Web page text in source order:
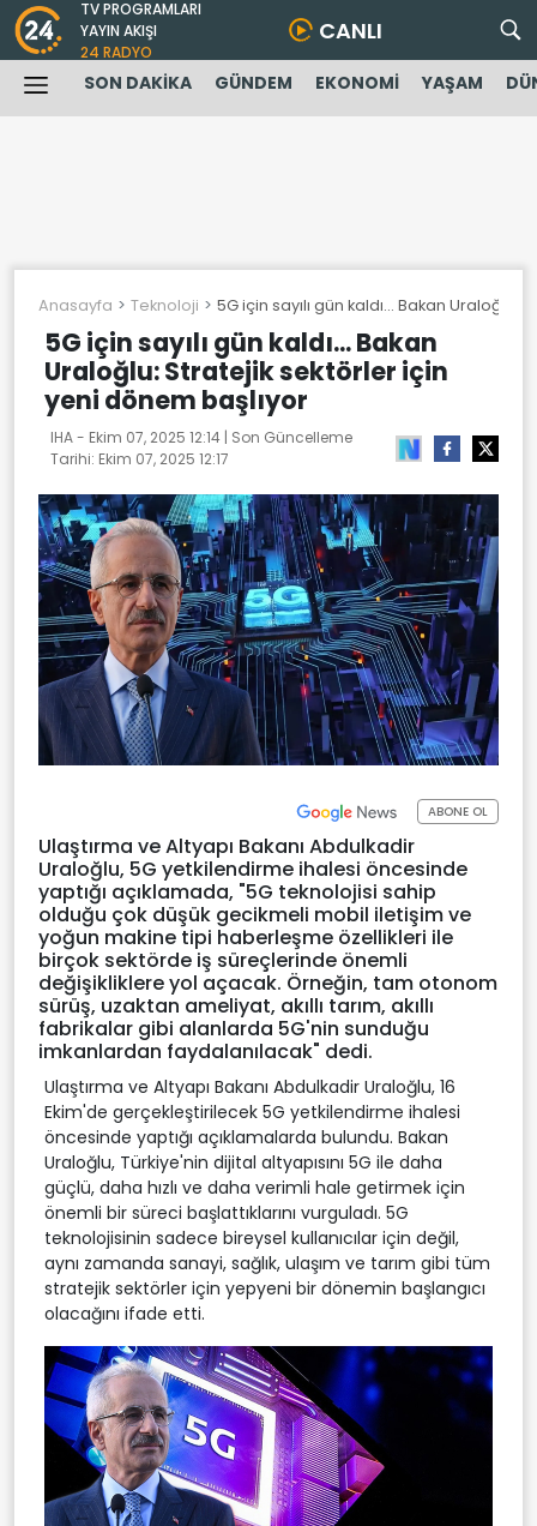
TV PROGRAMLARI
YAYIN AKIŞI
24 RADYO
CANLI
SON DAKİKA GÜNDEM EKONOMİ YAŞAM
Anasayfa Teknoloji 5G için sayılı gün kaldı... Bakan
5G için sayılı gün kaldı... Bakan
Uraloğlu: Stratejik sektörler için
yeni dönem başlıyor
IHA - Ekim 07, 2025 12:14 | Son Güncelleme
Tarihi: Ekim 07, 2025 12:17
ABONE OL
Ulaştırma ve Altyapı Bakanı Abdulkadir
Uraloğlu, 5G yetkilendirme ihalesi öncesinde
yaptığı açıklamada, "5G teknolojisi sahip
olduğu çok düşük gecikmeli mobil iletişim ve
yoğun makine tipi haberleşme özellikleri ile
birçok sektörde iş süreçlerinde önemli
değişikliklere yol açacak. Örneğin, tam otonom
sürüş, uzaktan ameliyat, akıllı tarım, akıllı
fabrikalar gibi alanlarda 5G'nin sunduğu
imkanlardan faydalanılacak" dedi.
Ulaştırma ve Altyapı Bakanı Abdulkadir Uraloğlu, 16
Ekim'de gerçekleştirilecek 5G yetkilendirme ihalesi
öncesinde yaptığı açıklamalarda bulundu. Bakan
Uraloğlu, Türkiye'nin dijital altyapısını 5G ile daha
güçlü, daha hızlı ve daha verimli hale getirmek için
önemli bir süreci başlattıklarını vurguladı. 5G
teknolojisinin sadece bireysel kullanıcılar için değil,
aynı zamanda sanayi, sağlık, ulaşım ve tarım gibi tüm
stratejik sektörler için yepyeni bir dönemin başlangıcı
olacağını ifade etti.